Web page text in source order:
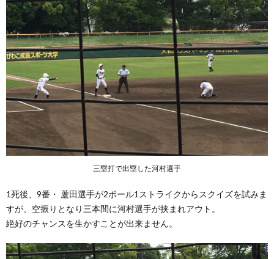
三塁打で出塁した河村選手
1死後、9番・ 蘆田選手が2ボール1ストライクからスクイズを試みま
すが、空振りとなり三本間に河村選手が挟まれアウト。
絶好のチャンスを生かすことが出来ません。